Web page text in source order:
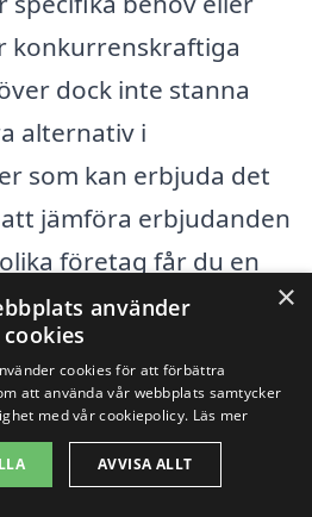
konkurrenskraftiga
dock inte stanna
alternativ i
som kan erbjuda det
jämföra erbjudanden
företag får du en
vilka möjligheter som
en lista över städer
kan söka efter
×
använder
cookies
cookies för att förbättra
att använda vår webbplats samtycker
med vår cookiepolicy. Läs mer
AVVISA ALLT